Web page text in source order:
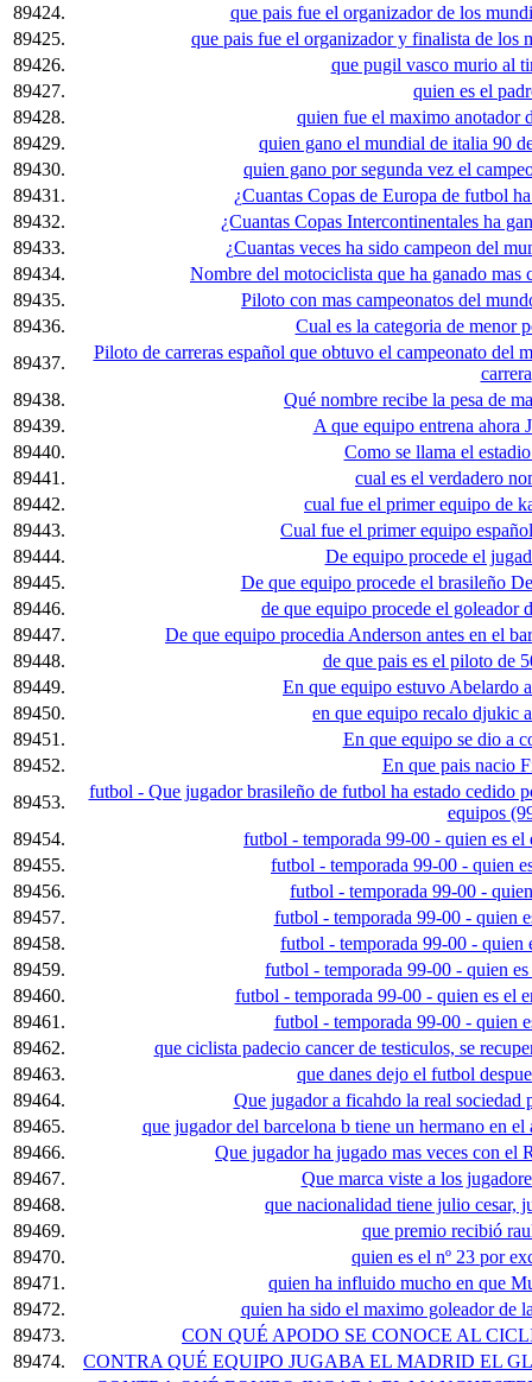
89424.
que pais fue el organizador de los
89425.
que pais fue el organizador y finalista de los
89426.
que pugil vasco murio al
89427.
quien es el
89428.
quien fue el maximo anotador
89429.
quien gano el mundial de italia 90
89430.
quien gano por segunda vez el
89431.
¿Cuantas Copas de Europa de futbol
89432.
¿Cuantas Copas Intercontinentales ha
89433.
¿Cuantas veces ha sido campeon del
89434.
Nombre del motociclista que ha ganado mas
89435.
Piloto con mas campeonatos del
89436.
Cual es la categoria de menor
89437.
Piloto de carreras español que obtuvo el campeonato del
carrera
89438.
Qué nombre recibe la pesa de
89439.
A que equipo entrena ahora
89440.
Como se llama el
89441.
cual es el verdadero
89442.
cual fue el primer equipo de
89443.
Cual fue el primer equipo
89444.
De equipo procede el
89445.
De que equipo procede el brasileño
89446.
de que equipo procede el goleador
89447.
De que equipo procedia Anderson antes en el
89448.
de que pais es el piloto de
89449.
En que equipo estuvo Abelardo
89450.
en que equipo recalo djukic
89451.
En que equipo se dio a
89452.
En que pais nacio
89453.
futbol - Que jugador brasileño de futbol ha estado cedido
equipos
89454.
futbol - temporada 99-00 - quien es
89455.
futbol - temporada 99-00 - quien
89456.
futbol - temporada 99-00 -
89457.
futbol - temporada 99-00 - quien
89458.
futbol - temporada 99-00 - quien
89459.
futbol - temporada 99-00 - quien
89460.
futbol - temporada 99-00 - quien es el
89461.
futbol - temporada 99-00 - quien
89462.
que ciclista padecio cancer de testiculos, se
89463.
que danes dejo el futbol
89464.
Que jugador a ficahdo la real
89465.
que jugador del barcelona b tiene un hermano en
89466.
Que jugador ha jugado mas veces con el
89467.
Que marca viste a los
89468.
que nacionalidad tiene julio cesar,
89469.
que premio recibió
89470.
quien es el nº 23 por
89471.
quien ha influido mucho en que
89472.
quien ha sido el maximo goleador de
89473.
CON QUÉ APODO SE CONOCE AL
89474.
CONTRA QUÉ EQUIPO JUGABA EL MADRID EL